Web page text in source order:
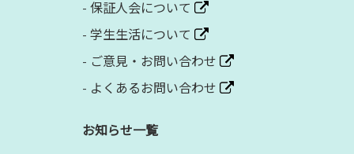
- 保証人会について
- 学生生活について
- ご意見・お問い合わせ
- よくあるお問い合わせ
お知らせ一覧